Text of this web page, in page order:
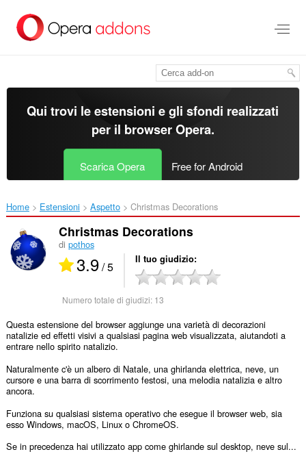
contenuto
Qui trovi le estensioni e gli sfondi realizzati
per il browser Opera.
Scarica Opera Free for Android
Home Estensioni Aspetto Christmas Decorations‎
Christmas Decorations
di pothos
3.9/ 5 Il tuo giudizio
Numero totale di giudizi: 13
Questa estensione del browser aggiunge una varietà di decorazioni
natalizie ed effetti visivi a qualsiasi pagina web visualizzata, aiutandoti a
entrare nello spirito natalizio.
Naturalmente c'è un albero di Natale, una ghirlanda elettrica, neve, un
cursore e una barra di scorrimento festosi, una melodia natalizia e altro
ancora.
Funziona su qualsiasi sistema operativo che esegue il browser web, sia
esso Windows, macOS, Linux o ChromeOS.
Se in precedenza hai utilizzato app come ghirlande sul desktop, neve sul...